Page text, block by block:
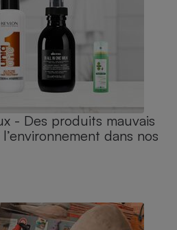
- Des produits mauvais
dans nos